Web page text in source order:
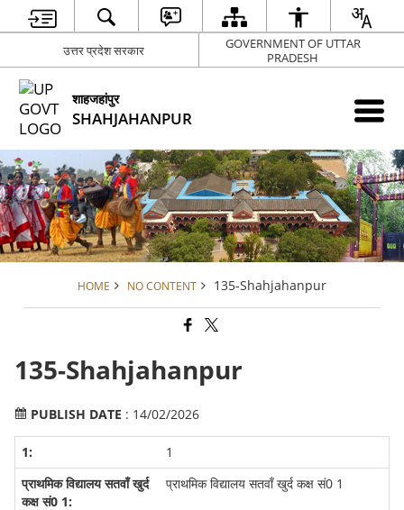
उत्तर प्रदेश सरकार
GOVERNMENT OF UTTAR
PRADESH
शाहजहांपुर
SHAHJAHANPUR
HOME NO CONTENT 135-Shahjahanpur
135-Shahjahanpur
PUBLISH DATE : 14/02/2026
1
प्राथमिक विद्यालय सतवाँ खुर्द कक्ष सं0 1